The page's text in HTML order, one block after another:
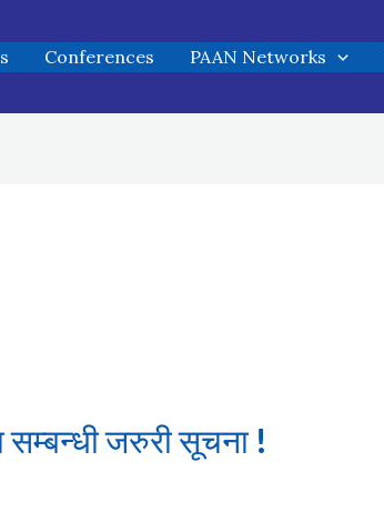
Conferences PAAN Networks
जरुरी सूचना !